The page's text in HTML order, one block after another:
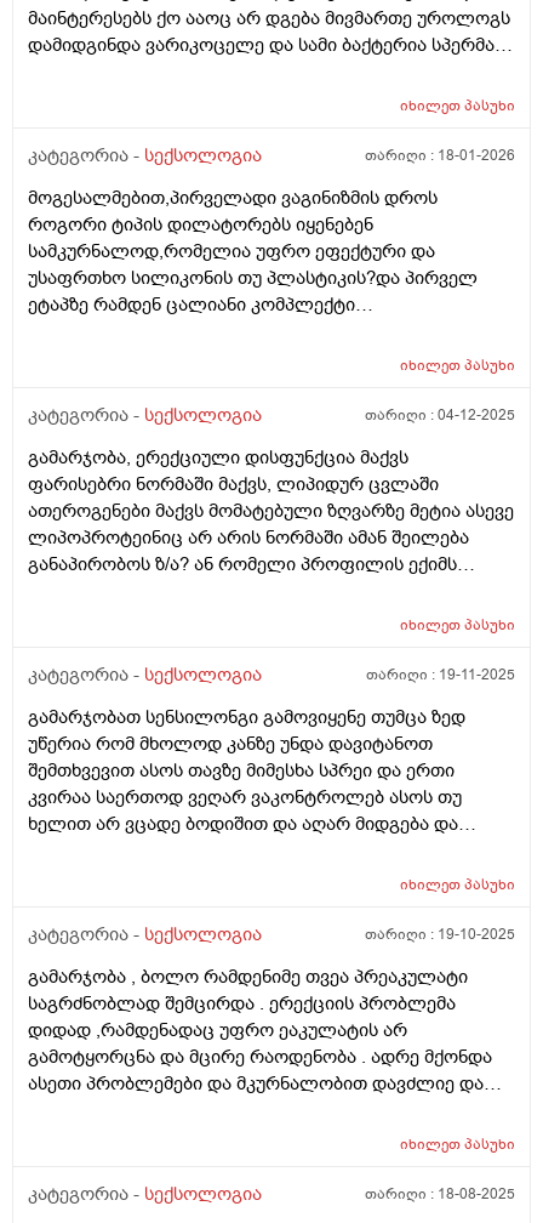
მაინტერესებს ქო ააოც არ დგება მივმართე უროლოგს
დამიდგინდა ვარიკოცელე და სამი ბაქტერია სპერმაში
ოსევ ისე ვარ მაინტერესებს რისგან იქნება
რომ ვარიკოცელე იწვევდეს ასეთ მდგომარეიბას ან
,მადლობა წიმასწარ
იხილეთპასუხი
კატეგორია - სექსოლოგია თარიღი : 18-01-2026
მოგესალმებით,პირველადი ვაგინიზმის დროს
როგორი ტიპის დილატორებს იყენებენ
სამკურნალოდ,რომელია უფრო ეფექტური და
უსაფრთხო სილიკონის თუ პლასტიკის?და პირველ
ეტაპზე რამდენ ცალიანი კომპლექტი
იხილეთპასუხი
კატეგორია - სექსოლოგია თარიღი :04-12-2025
გამარჯობა, ერექციული დისფუნქცია მაქვს
ფარისებრი ნორმაში მაქვს, ლიპიდურ ცვლაში
ათეროგენები მაქვს მომატებული ზღვარზე მეტია ასევე
ლიპოპროტეინიც არ არის ნორმაში ამან შეილება
განაპირობოს ზ/ა? ან რომელი პროფილის ექიმს
იხილეთპასუხი
კატეგორია - სექსოლოგია თარიღი : 19-11-2025
გამარჯობათ სენსილონგი გამოვიყენე თუმცა ზედ
უწერია რომ მხოლოდ კანზე უნდა დავიტანოთ
შემთხვევით ასოს თავზე მიმესხა სპრეი და ერთი
კვირაა საერთოდ ვეღარ ვაკონტროლებ ასოს თუ
ხელით არ ვცადე ბოდიშით და აღარ მიდგება და
როგორ მოვიქცე და თუ აღმიდგება მგრძნობელობა
იხილეთპასუხი
კატეგორია - სექსოლოგია თარიღი : 19-10-2025
გამარჯობა , ბოლო რამდენიმე თვეა პრეაკულატი
საგრძნობლად შემცირდა . ერექციის პრობლემა
დიდად ,რამდენადაც უფრო ეაკულატის არ
გამოტყორცნა და მცირე რაოდენობა . ადრე მქონდა
ასეთი პრობლემები და მკურნალობით დავძლიე და
იხილეთპასუხი
კატეგორია - სექსოლოგია თარიღი : 18-08-2025